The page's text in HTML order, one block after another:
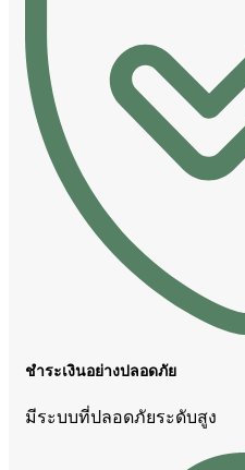
ชำระเงินอย่างปลอดภัย
มีระบบที่ปลอดภัยระดับสูง